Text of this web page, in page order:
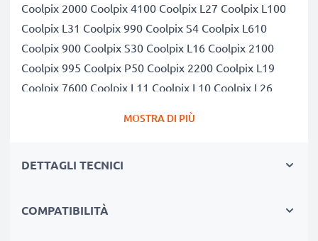
Coolpix 2000 Coolpix 4100 Coolpix L27 Coolpix L100
Coolpix L31 Coolpix 990 Coolpix S4 Coolpix L610
Coolpix 900 Coolpix S30 Coolpix L16 Coolpix 2100
Coolpix 995 Coolpix P50 Coolpix 2200 Coolpix L19
Coolpix 7600 Coolpix L11 Coolpix L10 Coolpix L26
Coolpix L105
premium
MOSTRA DI PIÙ
DETTAGLI TECNICI
COMPATIBILITÀ